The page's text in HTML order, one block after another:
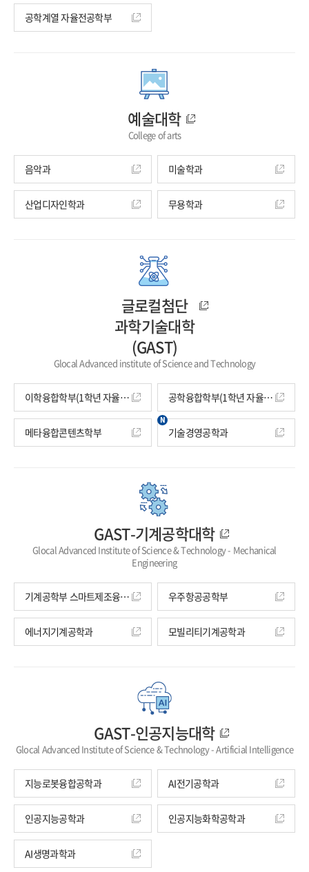
공학계열 자율전공학부
예술대학
College of arts
음악과 미술학과
산업디자인학과 무용학과
글로컬첨단
과학기술대학
(GAST)
Glocal Advanced institute of Science and Technology
이학융합학부(1학년 자율전공학부) 공학융합학부(1학년 자율전공학부)
메타융합콘텐츠학부 기술경영공학과
GAST-기계공학대학
Glocal Advanced Institute of Science & Technology - Mechanical
Engineering
기계공학부 스마트제조융합공학과 우주항공공학부
에너지기계공학과 모빌리티기계공학과
GAST-인공지능대학
Glocal Advanced Institute of Science & Technology - Artificial Intelligence
지능로봇융합공학과 AI전기공학과
인공지능공학과 인공지능화학공학과
AI생명과학과